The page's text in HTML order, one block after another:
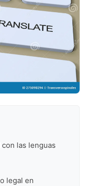
las lenguas
legal en